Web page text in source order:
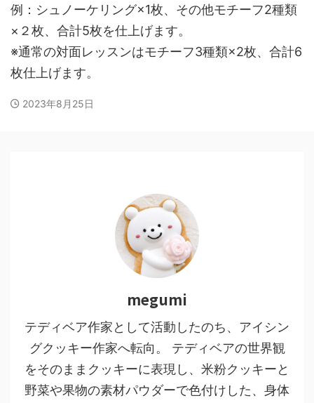
例：シュノーケリング×1枚、その他モチーフ2種類
×２枚、合計5枚を仕上げます。
※通常の対面レッスンはモチーフ3種類×2枚、合計6
枚仕上げます。
2023年8月25日
megumi
テディベア作家として活動したのち、アイシン
グクッキー作家へ転向。 テディベアの世界観
をそのままクッキーに表現し、米粉クッキーと
野菜や果物の素材パウダーで色付けした、身体